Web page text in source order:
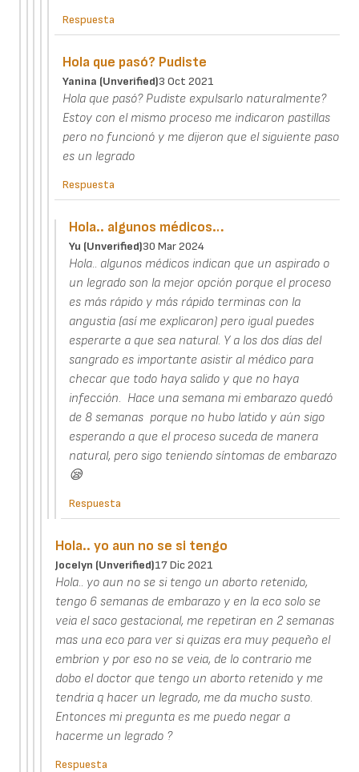
Respuesta
Hola que pasó? Pudiste
Yanina (unverified)3 Oct 2021
Hola que pasó? Pudiste expulsarlo naturalmente?
Estoy con el mismo proceso me indicaron pastillas
pero no funcionó y me dijeron que el siguiente paso
es un legrado
Respuesta
Hola.. algunos médicos…
Yu (unverified)30 Mar 2024
Hola.. algunos médicos indican que un aspirado o
un legrado son la mejor opción porque el proceso
es más rápido y más rápido terminas con la
angustia (así me explicaron) pero igual puedes
esperarte a que sea natural. Y a los dos días del
sangrado es importante asistir al médico para
checar que todo haya salido y que no haya
infección. Hace una semana mi embarazo quedó
de 8 semanas porque no hubo latido y aún sigo
esperando a que el proceso suceda de manera
natural, pero sigo teniendo síntomas de embarazo
😪
Respuesta
Hola.. yo aun no se si tengo
Jocelyn (unverified)17 Dic 2021
Hola.. yo aun no se si tengo un aborto retenido,
tengo 6 semanas de embarazo y en la eco solo se
veia el saco gestacional, me repetiran en 2 semanas
mas una eco para ver si quizas era muy pequeño el
embrion y por eso no se veia, de lo contrario me
dobo el doctor que tengo un aborto retenido y me
tendria q hacer un legrado, me da mucho susto.
Entonces mi pregunta es me puedo negar a
hacerme un legrado ?
Respuesta